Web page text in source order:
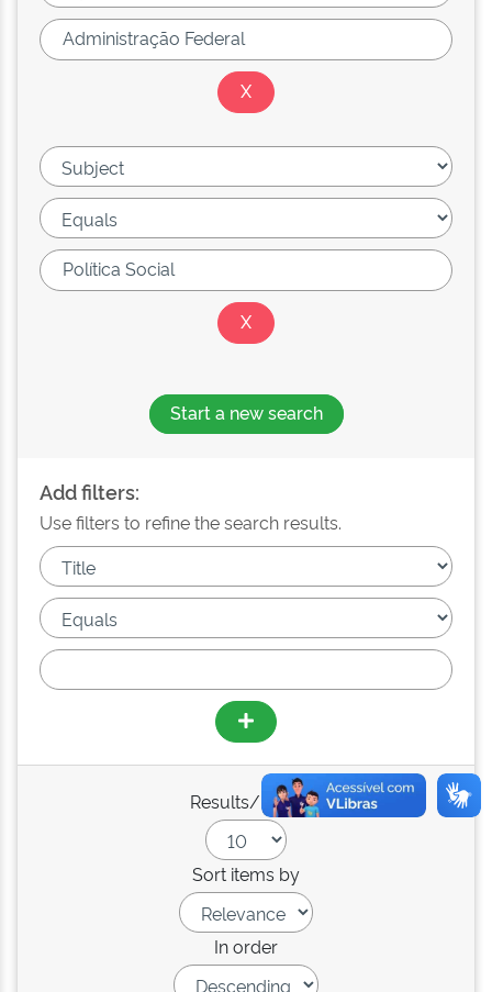
Start a new search
Add filters:
Use filters to refine the search results.
Results/Page
Sort items by
In order